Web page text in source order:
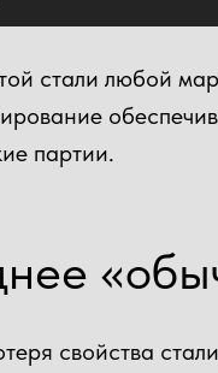
метр
стали любой
партии.
свойства